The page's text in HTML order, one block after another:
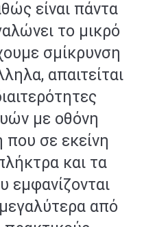
είναι πάντα
το μικρό
σμίκρυνση
απαιτείται
με οθόνη
σε εκείνη
και τα
εμφανίζονται
μεγαλύτερα από